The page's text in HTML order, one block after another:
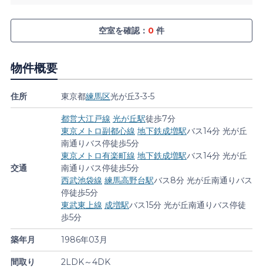
空室を確認： 0 件
物件概要
住所 東京都練馬区光が丘3-3-5
交通
都営大江戸線 光が丘駅徒歩7分
東京メトロ副都心線 地下鉄成増駅バス14分 光が丘
南通りバス停徒歩5分
東京メトロ有楽町線 地下鉄成増駅バス14分 光が丘
南通りバス停徒歩5分
西武池袋線 練馬高野台駅バス8分 光が丘南通りバス
停徒歩5分
東武東上線 成増駅バス15分 光が丘南通りバス停徒
歩5分
築年月 1986年03月
間取り 2LDK～4DK